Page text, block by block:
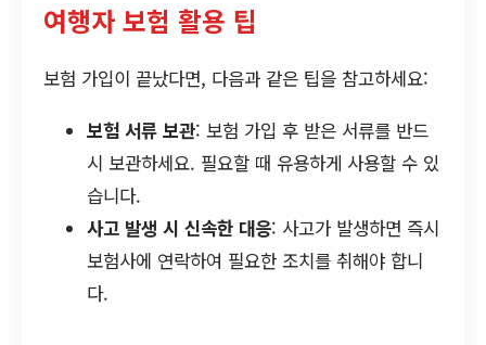
여행자 보험 활용 팁
보험 가입이 끝났다면, 다음과 같은 팁을 참고하세요:
보험 서류 보관: 보험 가입 후 받은 서류를 반드
시 보관하세요. 필요할 때 유용하게 사용할 수 있
습니다.
사고 발생 시 신속한 대응: 사고가 발생하면 즉시
보험사에 연락하여 필요한 조치를 취해야 합니
다.